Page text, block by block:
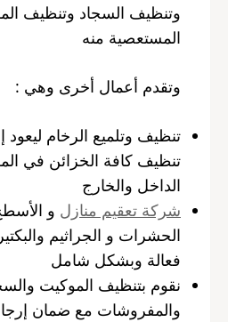
وتنظيف السجاد وتنظيف
المستعصية منه
وتقدم أعمال أخرى وهي :
تنظيف وتلميع الرخام ليعود
تنظيف كافة الخزائن في
الداخل والخارج
شركة تعقيم منازل و
الحشرات و الجراثيم
فعالة وبشكل شامل
نقوم بتنظيف الموكيت
والمفروشات مع ضمان